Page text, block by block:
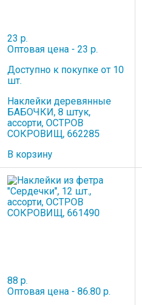
23 р.
Оптовая цена - 23 р.
Доступно к покупке от 10
шт.
Наклейки деревянные
БАБОЧКИ, 8 штук,
ассорти, ОСТРОВ
СОКРОВИЩ, 662285
В корзину
88 р.
Оптовая цена - 86.80 р.